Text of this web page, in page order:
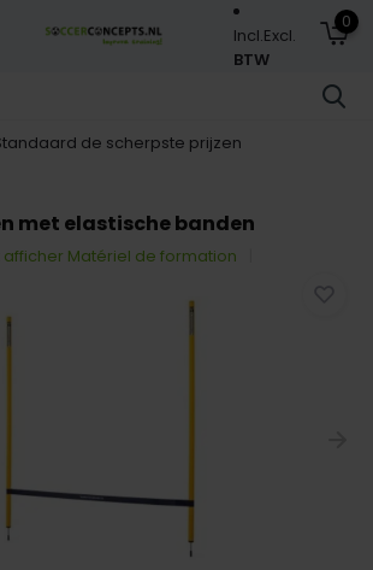
Incl.Excl.
BTW
0
de scherpste prijzen
met elastische banden
afficher Matériel de formation